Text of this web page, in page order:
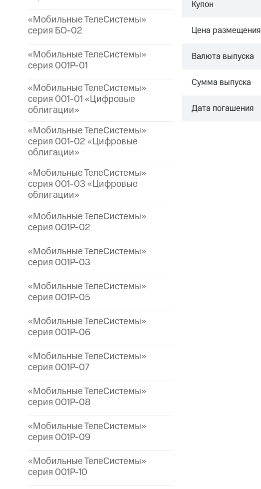
«Мобильные ТелеСистемы»
серия БО-02
«Мобильные ТелеСистемы»
серия 001P-01
«Мобильные ТелеСистемы»
серия 001-01 «Цифровые
облигации»
«Мобильные ТелеСистемы»
серия 001-02 «Цифровые
облигации»
«Мобильные ТелеСистемы»
серия 001-03 «Цифровые
облигации»
«Мобильные ТелеСистемы»
серия 001P-02
«Мобильные ТелеСистемы»
серия 001P-03
«Мобильные ТелеСистемы»
серия 001P-05
«Мобильные ТелеСистемы»
серия 001P-06
«Мобильные ТелеСистемы»
серия 001P-07
«Мобильные ТелеСистемы»
серия 001P-08
«Мобильные ТелеСистемы»
серия 001P-09
«Мобильные ТелеСистемы»
серия 001P-10
Купон
Цена размещения
Валюта выпуска
Сумма выпуска
Дата погашения